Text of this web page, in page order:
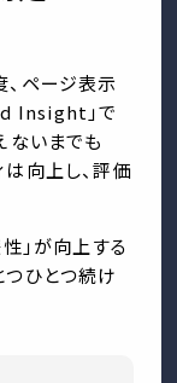
、ページ表示
Insight」で
ないまでも
向上し、評価
」が向上する
ひとつ続け